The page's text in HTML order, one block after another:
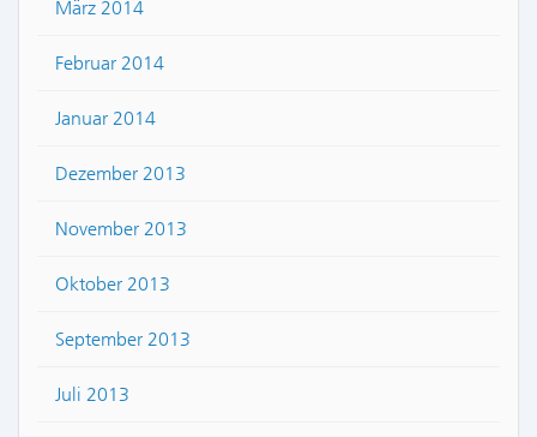
März 2014
Februar 2014
Januar 2014
Dezember 2013
November 2013
Oktober 2013
September 2013
Juli 2013